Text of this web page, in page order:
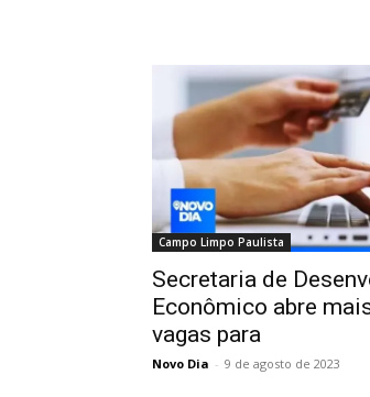
Campo Limpo Paulista
Secretaria de
Econômico abre
vagas para
Novo Dia - 9 de agosto de 2023